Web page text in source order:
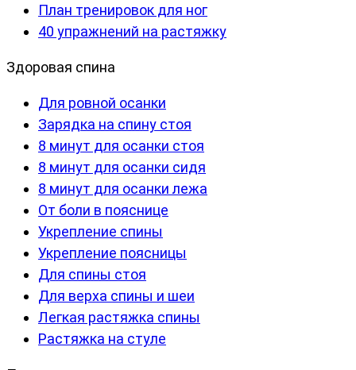
План тренировок для ног
40 упражнений на растяжку
Здоровая спина
Для ровной осанки
Зарядка на спину стоя
8 минут для осанки стоя
8 минут для осанки сидя
8 минут для осанки лежа
От боли в пояснице
Укрепление спины
Укрепление поясницы
Для спины стоя
Для верха спины и шеи
Легкая растяжка спины
Растяжка на стуле